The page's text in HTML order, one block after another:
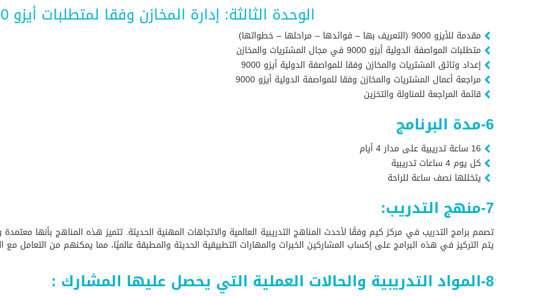
الوحدة الثالثة: إدارة المخازن وفقا لمتطلبات أيزو 9000
مقدمة للأيزو 9000 (التعريف بها – فوائدها – مراحلها – خطواتها)
متطلبات المواصفة الدولية أيزو 9000 في مجال المشتريات والمخازن
إعداد وثائق المشتريات والمخازن وفقا للمواصفة الدولية أيزو 9000
مراجعة أعمال المشتريات والمخازن وفقا للمواصفة الدولية أيزو 9000
قائمة المراجعة للمناولة والتخزين
6-مدة البرنامج
16 ساعة تدريبية على مدار 4 أيام
كل يوم 4 ساعات تدريبية
يتخللها نصف ساعة للراحة
7-منهج التدريب:
تصمم برامج التدريب في مركز كيم وفقًا لأحدث المناهج التدريبية العالمية والاتجاهات المهنية الحديثة. تتميز هذه المناهج بأنها معتمدة
يتم التركيز في هذه البرامج على إكساب المشاركين الخبرات والمهارات التطبيقية الحديثة والمطبقة عالميًا، مما يمكنهم من التعامل مع
8-المواد التدريبية والحالات العملية التي يحصل عليها المشارك :